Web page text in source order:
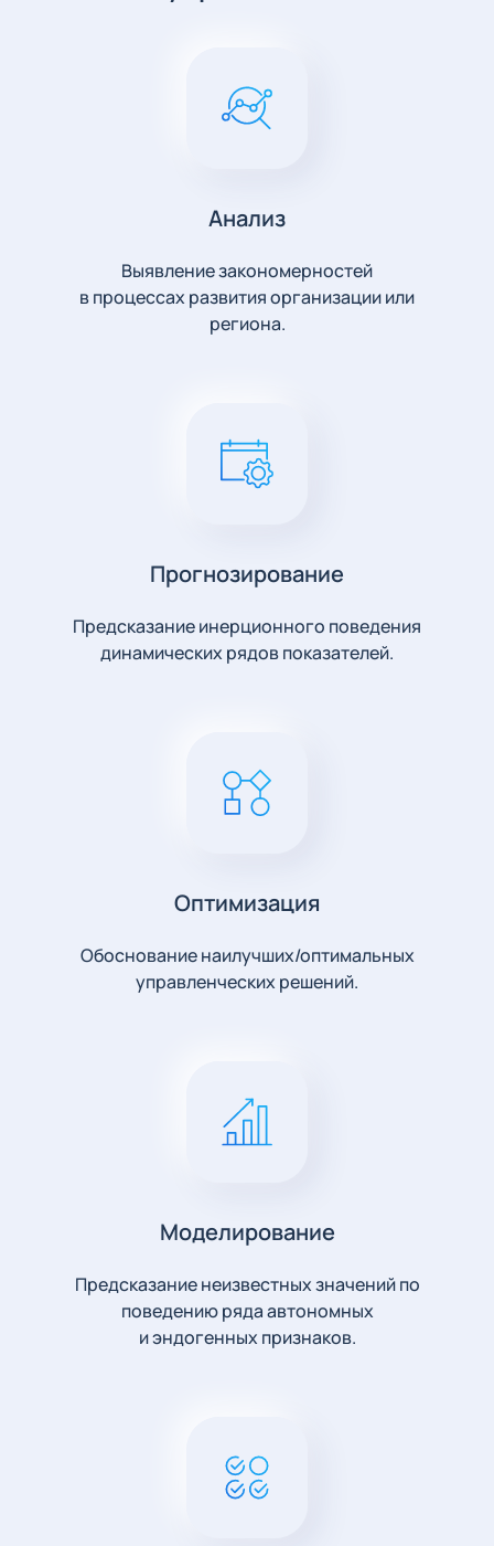
Анализ
Выявление закономерностей
в процессах развития организации или
региона.
Прогнозирование
Предсказание инерционного поведения
динамических рядов показателей.
Оптимизация
Обоснование наилучших/оптимальных
управленческих решений.
Моделирование
Предсказание неизвестных значений по
поведению ряда автономных
и эндогенных признаков.